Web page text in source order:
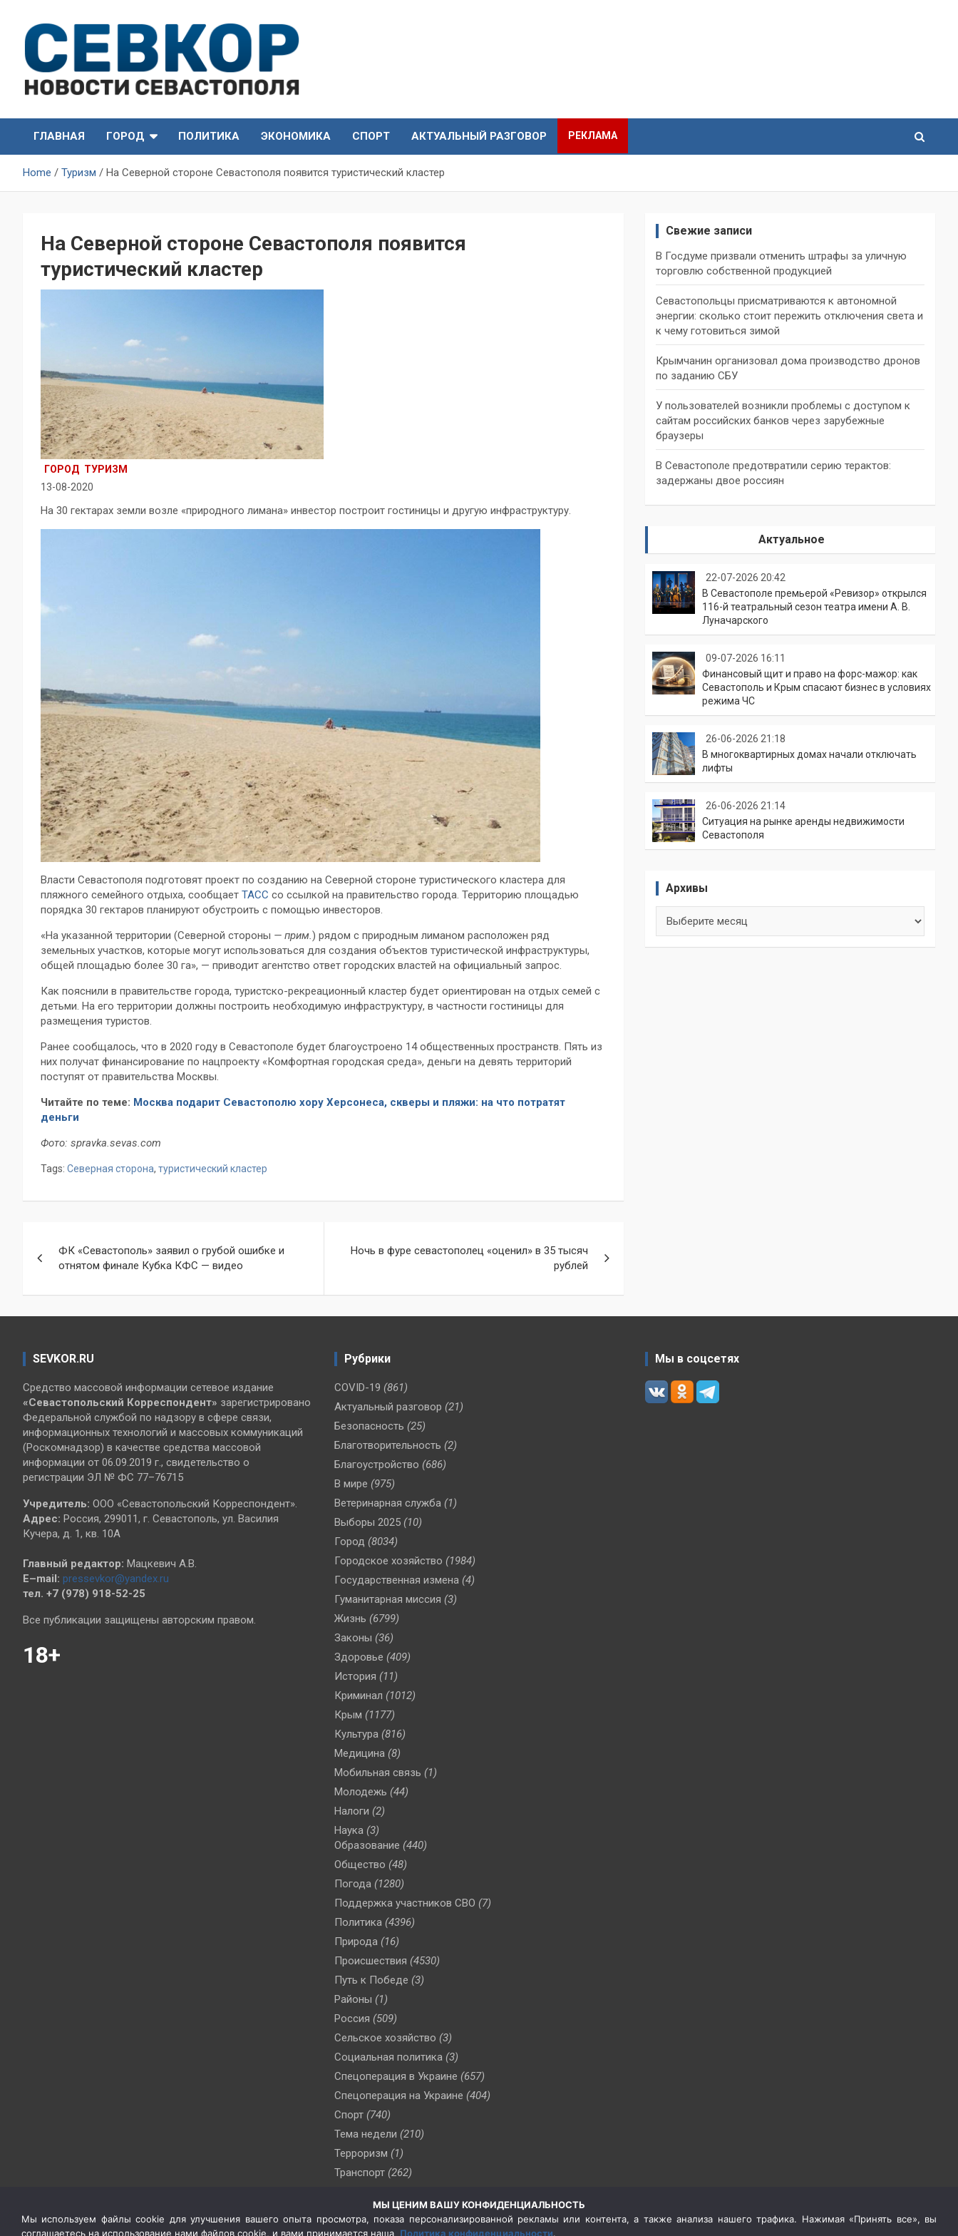
content
СевКор — Новости
Севастополя
Севастополя
ГЛАВНАЯ
ГОРОД ПОЛИТИКА ЭКОНОМИКА СПОРТ АКТУАЛЬНЫЙ РАЗГОВОР РЕКЛАМА
Home Туризм На Северной стороне Севастополя появится туристический кластер
На Северной стороне Севастополя появится
туристический кластер
ГОРОД ТУРИЗМ
13-08-2020
На 30 гектарах земли возле «природного лимана» инвестор построит гостиницы и другую инфраструктуру.
Власти Севастополя подготовят проект по созданию на Северной стороне туристического кластера для
пляжного семейного отдыха, сообщает ТАСС со ссылкой на правительство города. Территорию площадью
порядка 30 гектаров планируют обустроить с помощью инвесторов.
«На указанной территории (Северной стороны — прим.) рядом с природным лиманом расположен ряд
земельных участков, которые могут использоваться для создания объектов туристической инфраструктуры,
общей площадью более 30 га», — приводит агентство ответ городских властей на официальный запрос.
Как пояснили в правительстве города, туристско-рекреационный кластер будет ориентирован на отдых семей с
детьми. На его территории должны построить необходимую инфраструктуру, в частности гостиницы для
размещения туристов.
Ранее сообщалось, что в 2020 году в Севастополе будет благоустроено 14 общественных пространств. Пять из
них получат финансирование по нацпроекту «Комфортная городская среда», деньги на девять территорий
поступят от правительства Москвы.
Читайте по теме: Москва подарит Севастополю хору Херсонеса, скверы и пляжи: на что потратят
деньги
Фото: spravka.sevas.com
Tags: Северная сторона, туристический кластер
по
записям
ФК «Севастополь» заявил о грубой ошибке и
отнятом финале Кубка КФС — видео
Ночь в фуре севастополец «оценил» в 35 тысяч
рублей
Свежие записи
В Госдуме призвали отменить штрафы за уличную
торговлю собственной продукцией
Севастопольцы присматриваются к автономной
энергии: сколько стоит пережить отключения света и
к чему готовиться зимой
Крымчанин организовал дома производство дронов
по заданию СБУ
У пользователей возникли проблемы с доступом к
сайтам российских банков через зарубежные
браузеры
В Севастополе предотвратили серию терактов:
задержаны двое россиян
Актуальное
22-07-2026 20:42
В Севастополе премьерой «Ревизор» открылся
116-й театральный сезон театра имени А. В.
Луначарского
09-07-2026 16:11
Финансовый щит и право на форс-мажор: как
Севастополь и Крым спасают бизнес в условиях
режима ЧС
26-06-2026 21:18
В многоквартирных домах начали отключать
лифты
26-06-2026 21:14
Ситуация на рынке аренды недвижимости
Севастополя
Архивы
SEVKOR.RU
Средство массовой информации сетевое издание
«Севастопольский Корреспондент» зарегистрировано
Федеральной службой по надзору в сфере связи,
информационных технологий и массовых коммуникаций
(Роскомнадзор) в качестве средства массовой
информации от 06.09.2019 г., свидетельство о
регистрации ЭЛ № ФС 77–76715
Учредитель: ООО «Севастопольский Корреспондент».
Адрес: Россия, 299011, г. Севастополь, ул. Василия
Кучера, д. 1, кв. 10А
Главный редактор: Мацкевич А.В.
E–mail: pressevkor@yandex.ru
тел. +7 (978) 918-52-25
Все публикации защищены авторским правом.
18+
Рубрики
COVID-19 (861)
Актуальный разговор (21)
Безопасность (25)
Благотворительность (2)
Благоустройство (686)
В мире (975)
Ветеринарная служба (1)
Выборы 2025 (10)
Город (8034)
Городское хозяйство (1984)
Государственная измена (4)
Гуманитарная миссия (3)
Жизнь (6799)
Законы (36)
Здоровье (409)
История (11)
Криминал (1012)
Крым (1177)
Культура (816)
Медицина (8)
Мобильная связь (1)
Молодежь (44)
Налоги (2)
Наука (3)
Образование (440)
Общество (48)
Погода (1280)
Поддержка участников СВО (7)
Политика (4396)
Природа (16)
Происшествия (4530)
Путь к Победе (3)
Районы (1)
Россия (509)
Сельское хозяйство (3)
Социальная политика (3)
Спецоперация в Украине (657)
Спецоперация на Украине (404)
Спорт (740)
Тема недели (210)
Терроризм (1)
Транспорт (262)
(76)
Цены (2)
Мы в соцсетях
МЫ ЦЕНИМ ВАШУ КОНФИДЕНЦИАЛЬНОСТЬ
Мы используем файлы cookie для улучшения вашего опыта просмотра, показа персонализированной рекламы или контента, а также анализа нашего трафика. Нажимая «Принять все», вы
соглашаетесь на использование нами файлов cookie, и вами принимается наша Политика конфиденциальности.